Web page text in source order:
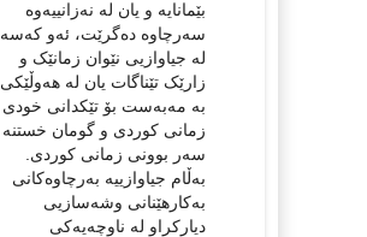
بێمانایە و یان لە نەزانییەوە
سەرچاوە دەگرێت، ئەو کەسە
لە جیاوازیی نێوان زمانێک و
زارێک تێناگات یان لە هەوڵێکی
بە مەبەست بۆ تێکدانی خودی
زمانی کوردی و گومان خستنە
سەر بوونی زمانی کوردی.
بەڵام جیاوازییە بەرچاوەکانی
بەکارهێنانی وشەسازیی
دیارکراو لە ناوچەیەکی